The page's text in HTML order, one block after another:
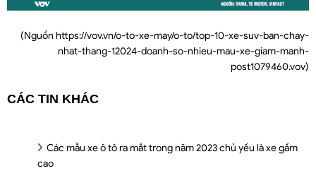
(Nguồn https://vov.vn/o-to-xe-may/o-to/top-10-xe-suv-ban-chay-
nhat-thang-12024-doanh-so-nhieu-mau-xe-giam-manh-
post1079460.vov)
CÁC TIN KHÁC
Các mẫu xe ô tô ra mắt trong năm 2023 chủ yếu là xe gầm
cao